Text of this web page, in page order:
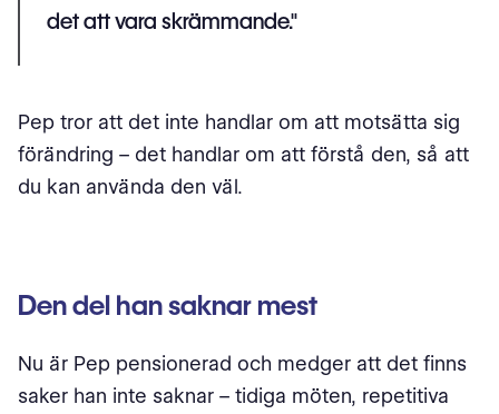
det att vara skrämmande."
Pep tror att det inte handlar om att motsätta sig
förändring – det handlar om att förstå den, så att
du kan använda den väl.
Den del han saknar mest
Nu är Pep pensionerad och medger att det finns
saker han inte saknar – tidiga möten, repetitiva